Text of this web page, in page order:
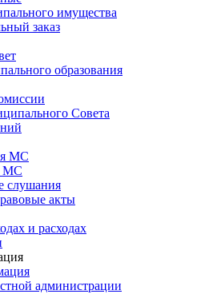
имущества
заказ
образования
Совета
МС
МС
слушания
акты
и расходах
администрации